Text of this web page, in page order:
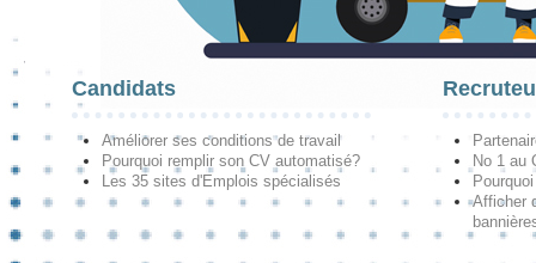
Candidats
Améliorer ses conditions de travail
Pourquoi remplir son CV automatisé?
Les 35 sites d'Emplois spécialisés
No 1 au
Afficher